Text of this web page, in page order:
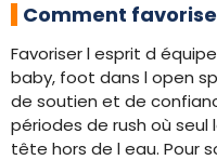
Comment
Favoriser l esprit d
baby, foot dans l open
de soutien et de
périodes de rush où
tête hors de l eau. Pour